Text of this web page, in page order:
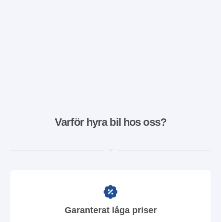
Varför hyra bil hos oss?
Garanterat låga priser